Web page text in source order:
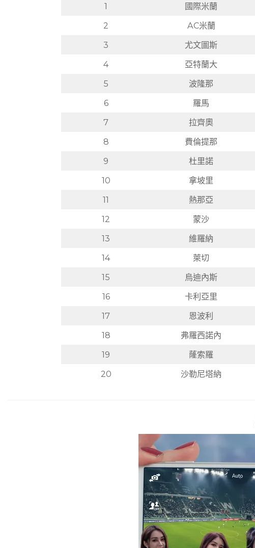
1
國際米蘭
2
AC米蘭
3
尤文圖斯
4
亞特蘭大
5
波隆那
6
羅馬
7
拉齊奧
8
費倫提那
9
杜里諾
10
拿坡里
11
熱那亞
12
蒙沙
13
維羅納
14
萊切
15
烏迪內斯
16
卡利亞里
17
恩波利
18
弗羅西諾內
19
蕯索羅
20
沙勒尼塔納